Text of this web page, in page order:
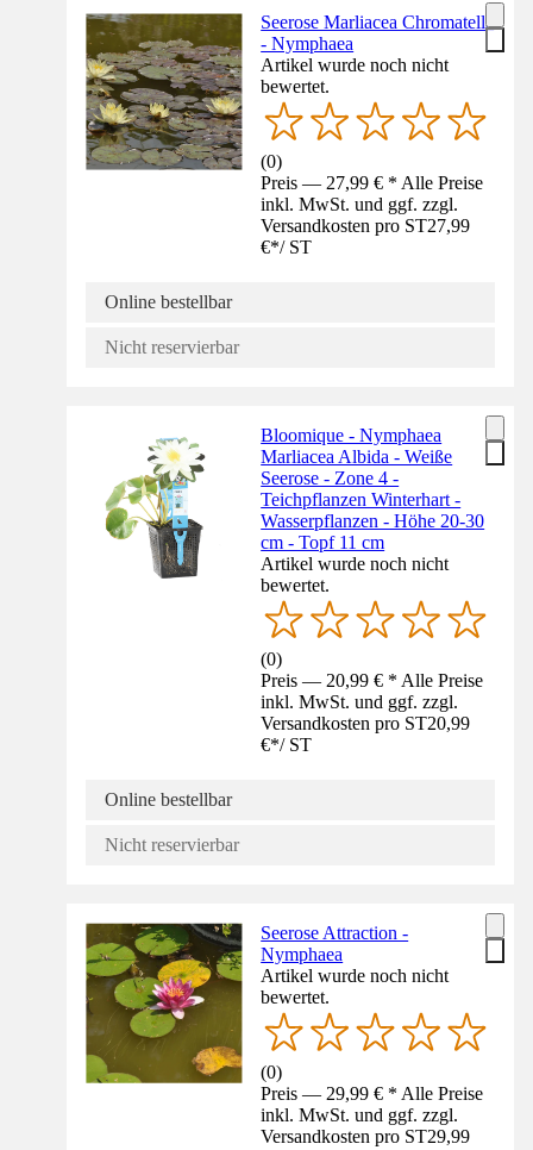
Seerose Marliacea Chromatella
- Nymphaea
Artikel wurde noch nicht
bewertet.
(0)
Preis — 27,99 € * Alle Preise
inkl. MwSt. und ggf. zzgl.
Versandkosten pro ST27,99
€*/ ST
Online bestellbar
Nicht reservierbar
Bloomique - Nymphaea
Marliacea Albida - Weiße
Seerose - Zone 4 -
Teichpflanzen Winterhart -
Wasserpflanzen - Höhe 20-30
cm - Topf 11 cm
Artikel wurde noch nicht
bewertet.
(0)
Preis — 20,99 € * Alle Preise
inkl. MwSt. und ggf. zzgl.
Versandkosten pro ST20,99
€*/ ST
Online bestellbar
Nicht reservierbar
Seerose Attraction -
Nymphaea
Artikel wurde noch nicht
bewertet.
(0)
Preis — 29,99 € * Alle Preise
inkl. MwSt. und ggf. zzgl.
Versandkosten pro ST29,99